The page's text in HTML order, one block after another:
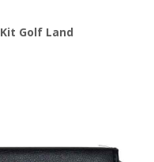
Kit Golf Land